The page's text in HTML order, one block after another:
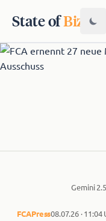
State ofBiz
Gemini
FCAPress08.07.26 · 11:04